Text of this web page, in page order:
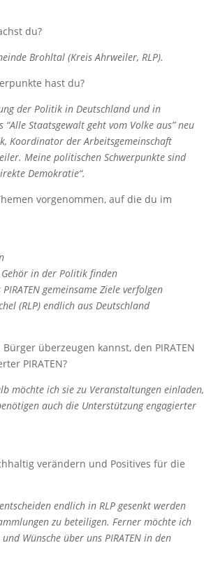
du?
Brohltal (Kreis Ahrweiler, RLP).
hast du?
der Politik in Deutschland und in
Staatsgewalt geht vom Volke aus” neu
Koordinator der Arbeitsgemeinschaft
Meine politischen Schwerpunkte sind
Demokratie“.
vorgenommen, auf die du im
in der Politik finden
gemeinsame Ziele verfolgen
(RLP) endlich aus Deutschland
überzeugen kannst, den PIRATEN
PIRATEN?
möchte ich sie zu Veranstaltungen einladen,
auch die Unterstützung engagierter
verändern und Positives für die
endlich in RLP gesenkt werden
zu beteiligen. Ferner möchte ich
Wünsche über uns PIRATEN in den